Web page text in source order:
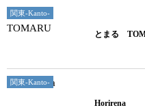
関東-Kanto-
とまる
関東-Kanto-
Horirena